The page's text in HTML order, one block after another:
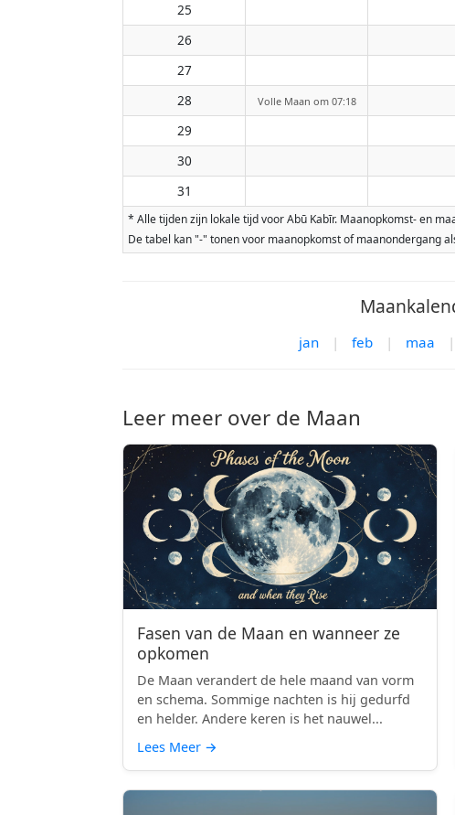
25
26
27
28
Volle Maan om 07:18
29
30
31
* Alle tijden zijn lokale tijd voor Abū Kabīr. Maanopkomst- en
De tabel kan "-" tonen voor maanopkomst of maanondergang
jan | feb | maa |
Leer meer over de Maan
Fasen van de Maan en wanneer ze
opkomen
De Maan verandert de hele maand van vorm
en schema. Sommige nachten is hij gedurfd
en helder. Andere keren is het nauwel...
Lees Meer →